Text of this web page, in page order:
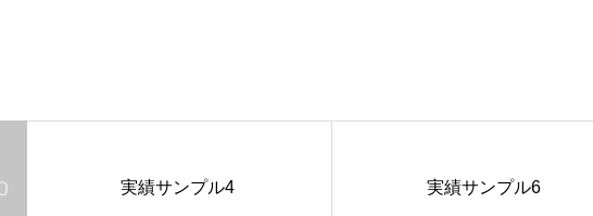
実績サンプル4 実績サンプル6